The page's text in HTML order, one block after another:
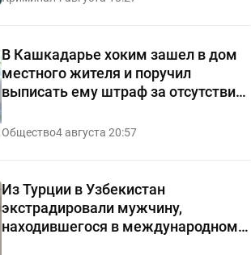
В Кашкадарье хоким зашел в дом
местного жителя и поручил
выписать ему штраф за отсутствие
чистоты — видео
Общество4 августа 20:57
Из Турции в Узбекистан
экстрадировали мужчину,
находившегося в международном